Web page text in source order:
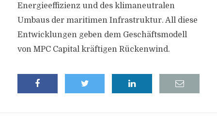
Energieeffizienz und des klimaneutralen
Umbaus der maritimen Infrastruktur. All diese
Entwicklungen geben dem Geschäftsmodell
von MPC Capital kräftigen Rückenwind.